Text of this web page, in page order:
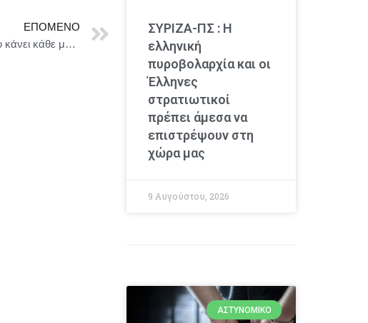
ΕΠΌΜΕΝΟ
ΣΥΡΙΖΑ Π. : Δεν έχουμε μια κυβέρνηση που κάνει κάθε μέρα λάθη, έχουμε τη λάθος κυβέρνηση
ΣΥΡΙΖΑ-ΠΣ : Η
ελληνική
πυροβολαρχία και οι
Έλληνες
στρατιωτικοί
πρέπει άμεσα να
επιστρέψουν στη
χώρα μας
9 Αυγούστου, 2026
ΑΣΤΥΝΟΜΙΚΌ